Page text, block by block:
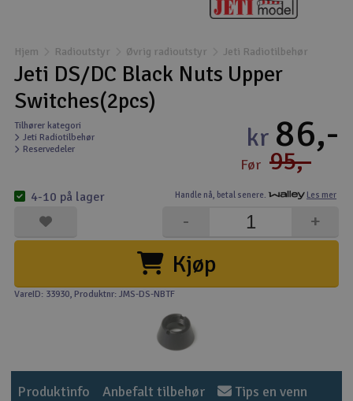
Droner
Droner for FPV
Fly
Helikopter
Kamerautstyr
Modellbygging, LEGO & byggesett
Modelljernbane
Motor & tilbehør
Outlet
Hjem Radioutstyr Øvrig radioutstyr Jeti Radiotilbehør
Jeti DS/DC Black Nuts Upper
Switches(2pcs)
Tilhører kategori
Jeti Radiotilbehør
Reservedeler
Handle nå, betal senere. Les mer
kr 86,-
Før 95,-
Kjøp
+
-
4-10 på lager
VareID: 33930, Produktnr: JMS-DS-NBTF
Produktinfo Anbefalt tilbehør Tips en venn